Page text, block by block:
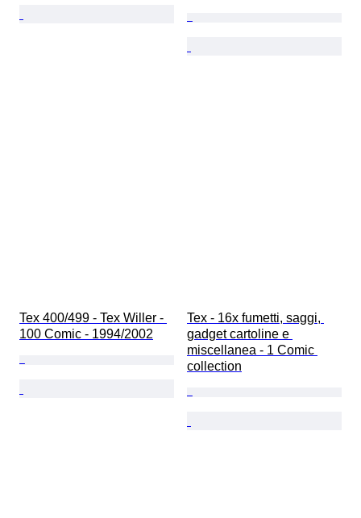
Tex 400/499 - Tex Willer -
100 Comic - 1994/2002
Tex - 16x fumetti, saggi,
gadget cartoline e
miscellanea - 1 Comic
collection